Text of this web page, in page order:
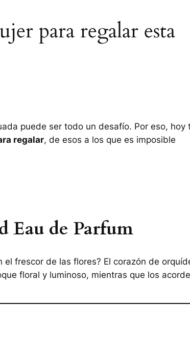
para regalar esta
puede ser todo un desafío. Por eso, hoy
regalar, de esos a los que es imposible
Eau de Parfum
frescor de las flores? El corazón de
floral y luminoso, mientras que los